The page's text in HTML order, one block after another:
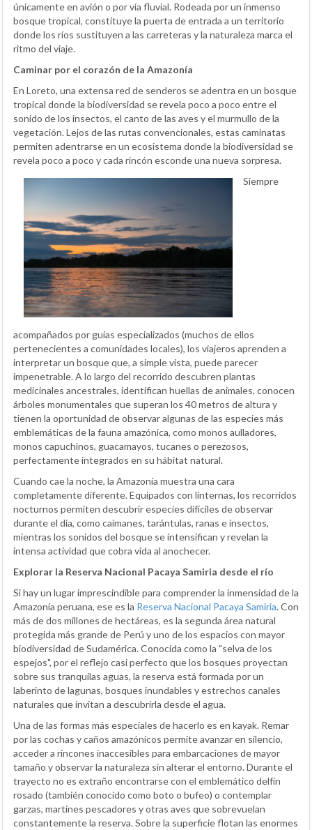
únicamente en avión o por vía fluvial. Rodeada por un inmenso
bosque tropical, constituye la puerta de entrada a un territorio
donde los ríos sustituyen a las carreteras y la naturaleza marca el
ritmo del viaje.
Caminar por el corazón de la Amazonía
En Loreto, una extensa red de senderos se adentra en un bosque
tropical donde la biodiversidad se revela poco a poco entre el
sonido de los insectos, el canto de las aves y el murmullo de la
vegetación. Lejos de las rutas convencionales, estas caminatas
permiten adentrarse en un ecosistema donde la biodiversidad se
revela poco a poco y cada rincón esconde una nueva sorpresa.
Siempre
acompañados por guías especializados (muchos de ellos
pertenecientes a comunidades locales), los viajeros aprenden a
interpretar un bosque que, a simple vista, puede parecer
impenetrable. A lo largo del recorrido descubren plantas
medicinales ancestrales, identifican huellas de animales, conocen
árboles monumentales que superan los 40 metros de altura y
tienen la oportunidad de observar algunas de las especies más
emblemáticas de la fauna amazónica, como monos aulladores,
monos capuchinos, guacamayos, tucanes o perezosos,
perfectamente integrados en su hábitat natural.
Cuando cae la noche, la Amazonía muestra una cara
completamente diferente. Equipados con linternas, los recorridos
nocturnos permiten descubrir especies difíciles de observar
durante el día, como caimanes, tarántulas, ranas e insectos,
mientras los sonidos del bosque se intensifican y revelan la
intensa actividad que cobra vida al anochecer.
Explorar la Reserva Nacional Pacaya Samiria desde el río
Si hay un lugar imprescindible para comprender la inmensidad de la
Amazonía peruana, ese es la Reserva Nacional Pacaya Samiria. Con
más de dos millones de hectáreas, es la segunda área natural
protegida más grande de Perú y uno de los espacios con mayor
biodiversidad de Sudamérica. Conocida como la "selva de los
espejos", por el reflejo casi perfecto que los bosques proyectan
sobre sus tranquilas aguas, la reserva está formada por un
laberinto de lagunas, bosques inundables y estrechos canales
naturales que invitan a descubrirla desde el agua.
Una de las formas más especiales de hacerlo es en kayak. Remar
por las cochas y caños amazónicos permite avanzar en silencio,
acceder a rincones inaccesibles para embarcaciones de mayor
tamaño y observar la naturaleza sin alterar el entorno. Durante el
trayecto no es extraño encontrarse con el emblemático delfín
rosado (también conocido como boto o bufeo) o contemplar
garzas, martines pescadores y otras aves que sobrevuelan
constantemente la reserva. Sobre la superficie flotan las enormes